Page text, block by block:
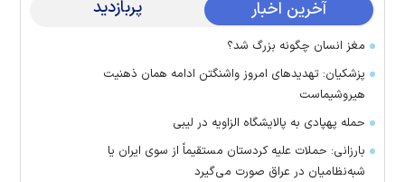
آخرین اخبار پربازدید
مغز انسان چگونه بزرگ شد؟
پزشکیان: تهدید‌های امروز واشنگتن ادامه همان ذهنیت
هیروشیماست
حمله پهپادی به پالایشگاه الزاویه در لیبی
بارزانی: حملات علیه کردستان مستقیماً از سوی ایران یا
شبه‌نظامیان در عراق صورت می‌گیرد